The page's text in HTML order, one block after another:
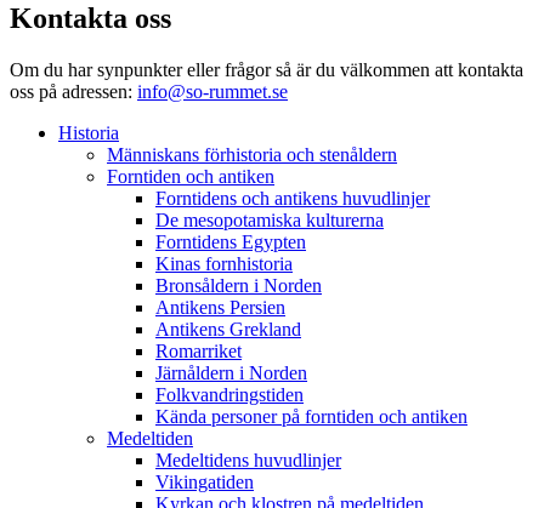
Kontakta oss
Om du har synpunkter eller frågor så är du välkommen att kontakta
oss på adressen: info@so-rummet.se
Historia
Människans förhistoria och stenåldern
Forntiden och antiken
Forntidens och antikens huvudlinjer
De mesopotamiska kulturerna
Forntidens Egypten
Kinas fornhistoria
Bronsåldern i Norden
Antikens Persien
Antikens Grekland
Romarriket
Järnåldern i Norden
Folkvandringstiden
Kända personer på forntiden och antiken
Medeltiden
Medeltidens huvudlinjer
Vikingatiden
Kyrkan och klostren på medeltiden